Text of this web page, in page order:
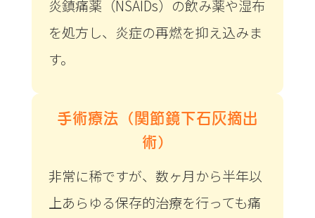
炎鎮痛薬（NSAIDs）の飲み薬や湿布
を処方し、炎症の再燃を抑え込みま
す。
手術療法（関節鏡下石灰摘出
術）
非常に稀ですが、数ヶ月から半年以
上あらゆる保存的治療を行っても痛